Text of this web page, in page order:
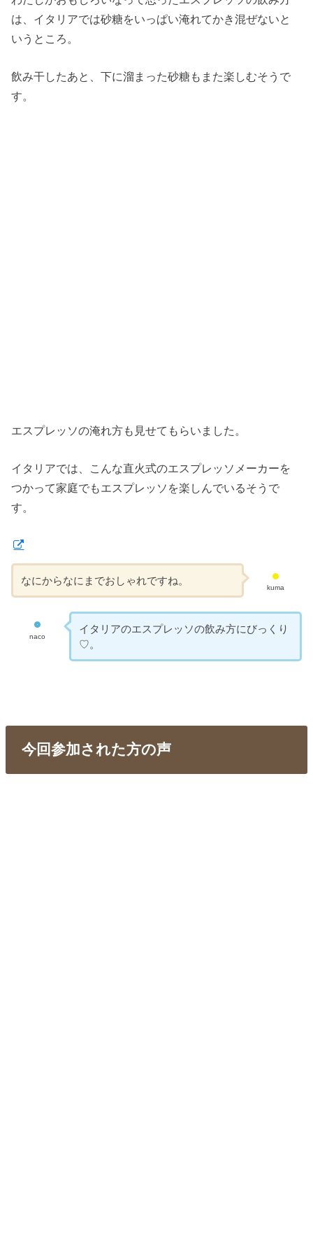
は、イタリアでは砂糖をいっぱい淹れてかき混ぜないと
いうところ。
飲み干したあと、下に溜まった砂糖もまた楽しむそうで
す。
エスプレッソの淹れ方も見せてもらいました。
イタリアでは、こんな直火式のエスプレッソメーカーを
つかって家庭でもエスプレッソを楽しんでいるそうで
す。
kuma
なにからなにまでおしゃれですね。
naco
イタリアのエスプレッソの飲み方にびっくり
♡。
今回参加された方の声